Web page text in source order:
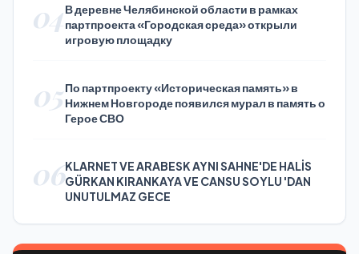
04В деревне Челябинской области в рамках
партпроекта «Городская среда» открыли
игровую площадку
05По партпроекту «Историческая память» в
Нижнем Новгороде появился мурал в память о
Герое СВО
06KLARNET VE ARABESK AYNI SAHNE'DE HALİS
GÜRKAN KIRANKAYA VE CANSU SOYLU 'DAN
UNUTULMAZ GECE